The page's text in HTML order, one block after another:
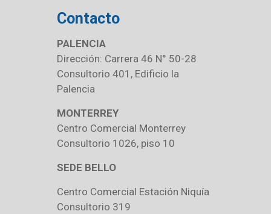
Contacto
PALENCIA
Dirección: Carrera 46 N° 50-28
Consultorio 401, Edificio la
Palencia
MONTERREY
Centro Comercial Monterrey
Consultorio 1026, piso 10
SEDE BELLO
Centro Comercial Estación Niquía
Consultorio 319